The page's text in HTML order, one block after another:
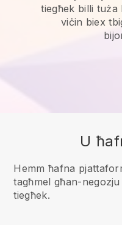
tiegħek billi
viċin biex
U
Hemm ħafna
tagħmel għan-
tiegħek.